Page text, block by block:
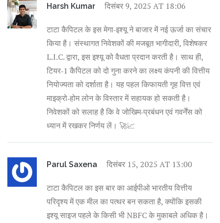
Harsh Kumar दिसंबर 9, 2025 AT 18:06
टाटा कैपिटल के इस मेगा‑इश्यू ने बाजार में नई ऊर्जा का संचार
किया है। संस्थागत निवेशकों की मजबूत भागीदारी, विशेषकर
L.I.C. द्वारा, इस इश्यू को वैधता प्रदान करती है। साथ ही,
टियर‑1 कैपिटल को दो गुना करने का लक्ष्य कंपनी की वित्तीय
नियोज्यता को दर्शाता है। यह पहल किफायती गृह वित्त एवं
माइक्रो‑होम लोन के विस्तार में सहायक हो सकती है।
निवेशकों को सलाह है कि वे जोखिम‑प्रबंधन एवं गवर्नेंस को
ध्यान में रखकर निर्णय लें। 🚀📈
Parul Saxena दिसंबर 15, 2025 AT 13:00
टाटा कैपिटल का इस बार का आईपीओ भारतीय वित्तीय
परिदृश्य में एक मील का पत्थर बन सकता है, क्योंकि इसकी
इश्यू साइज पहले के किसी भी NBFC के मुकाबले अधिक है।